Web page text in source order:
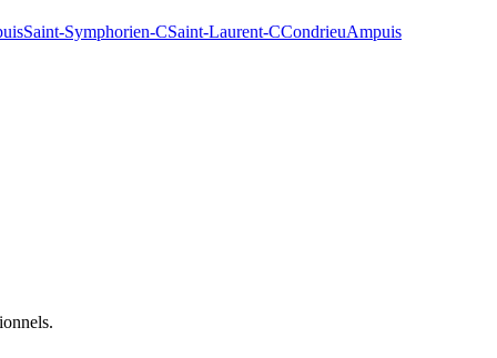
Saint-Symphorien-CSaint-Laurent-CCondrieuAmpuis